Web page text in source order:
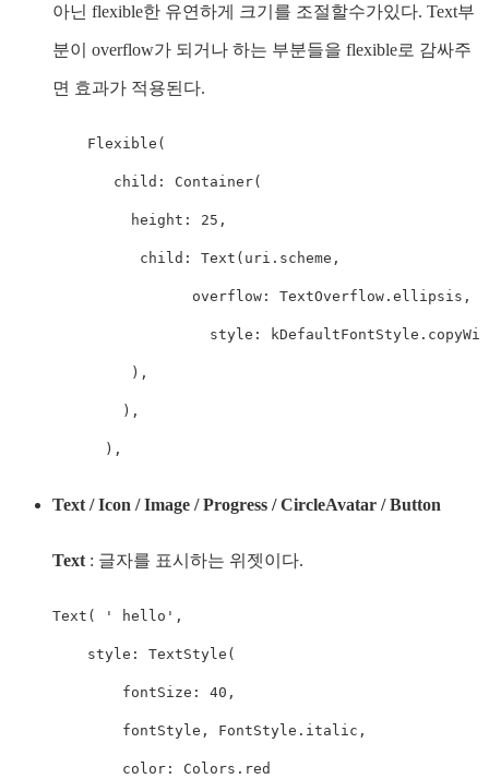
아닌 flexible한 유연하게 크기를 조절할수가있다. Text부
분이 overflow가 되거나 하는 부분들을 flexible로 감싸주
면 효과가 적용된다.
    Flexible(
       child: Container(
         height: 25,
          child: Text(uri.scheme,
style:
         ),
        ),
      ),
Text / Icon / Image / Progress / CircleAvatar / Button
Text : 글자를 표시하는 위젯이다.
Text( ' hello',
    style: TextStyle(
        fontSize: 40,
        fontStyle, FontStyle.italic,
        color: Colors.red